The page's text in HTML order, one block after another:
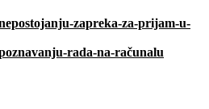
zapreka-za-prijam-u-
rada-na-računalu